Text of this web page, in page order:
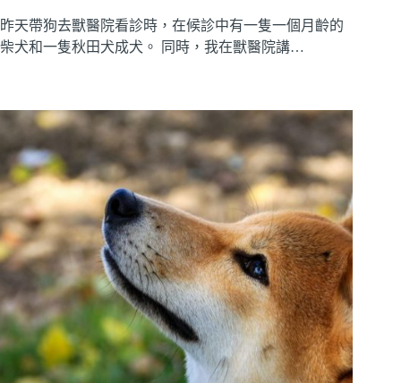
昨天帶狗去獸醫院看診時，在候診中有一隻一個月齡的
柴犬和一隻秋田犬成犬。 同時，我在獸醫院講…